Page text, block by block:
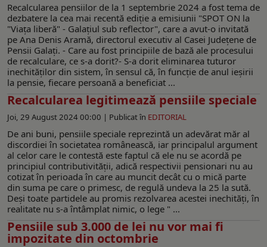
Recalcularea pensiilor de la 1 septembrie 2024 a fost tema de
dezbatere la cea mai recentă ediţie a emisiunii "SPOT ON la
"Viaţa liberă" - Galaţiul sub reflector", care a avut-o invitată
pe Ana Denis Aramă, directorul executiv al Casei Judeţene de
Pensii Galaţi. - Care au fost principiile de bază ale procesului
de recalculare, ce s-a dorit?- S-a dorit eliminarea tuturor
inechităţilor din sistem, în sensul că, în funcţie de anul ieşirii
la pensie, fiecare persoană a beneficiat ...
Recalcularea legitimează pensiile speciale
Joi, 29 August 2024 00:00 | Publicat în EDITORIAL
De ani buni, pensiile speciale reprezintă un adevărat măr al
discordiei în societatea românească, iar principalul argument
al celor care le contestă este faptul că ele nu se acordă pe
principiul contributivităţii, adică respectivii pensionari nu au
cotizat în perioada în care au muncit decât cu o mică parte
din suma pe care o primesc, de regulă undeva la 25 la sută.
Deşi toate partidele au promis rezolvarea acestei inechităţi, în
realitate nu s-a întâmplat nimic, o lege " ...
Pensiile sub 3.000 de lei nu vor mai fi
impozitate din octombrie